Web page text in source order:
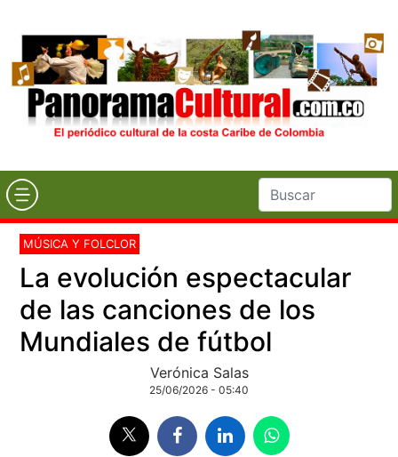
MÚSICA Y FOLCLOR
La evolución espectacular
de las canciones de los
Mundiales de fútbol
Verónica Salas
25/06/2026 - 05:40